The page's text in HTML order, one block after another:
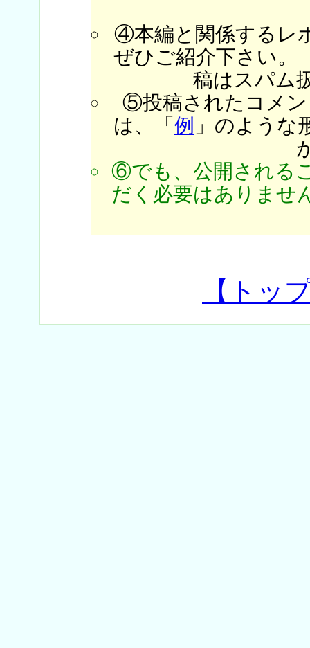
④本編と関係するレ
ぜひご紹介下さい。
稿はスパム
⑤投稿されたコメン
は、「 例 」のような
⑥でも、公開される
だく必要はありませ
【トッ